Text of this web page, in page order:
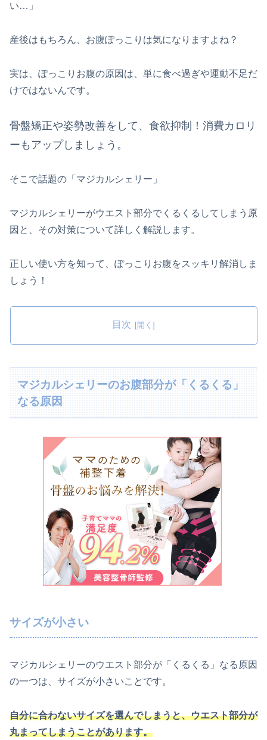
い…」
産後はもちろん、お腹ぽっこりは気になりますよね？
実は、ぽっこりお腹の原因は、単に食べ過ぎや運動不足だ
けではないんです。
骨盤矯正や姿勢改善をして、食欲抑制！消費カロリ
ーもアップしましょう。
そこで話題の「マジカルシェリー」
マジカルシェリーがウエスト部分でくるくるしてしまう原
因と、その対策について詳しく解説します。
正しい使い方を知って、ぽっこりお腹をスッキリ解消しま
しょう！
目次
マジカルシェリーのお腹部分が「くるくる」
なる原因
サイズが小さい
マジカルシェリーのウエスト部分が「くるくる」なる原因
の一つは、サイズが小さいことです。
自分に合わないサイズを選んでしまうと、ウエスト部分が
丸まってしまうことがあります。